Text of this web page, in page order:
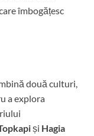
îmbogățesc
două culturi,
a explora
și Hagia